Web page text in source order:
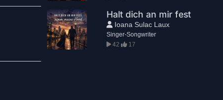
Halt dich an mir fest
Ioana Sulac Laux
Singer-Songwriter
42
17